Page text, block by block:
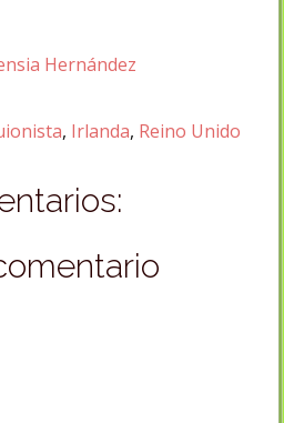
Hernández
, Irlanda, Reino Unido